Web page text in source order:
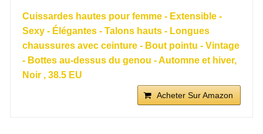
Cuissardes hautes pour femme - Extensible -
Sexy - Élégantes - Talons hauts - Longues
chaussures avec ceinture - Bout pointu - Vintage
- Bottes au-dessus du genou - Automne et hiver,
Noir , 38.5 EU
Acheter Sur Amazon